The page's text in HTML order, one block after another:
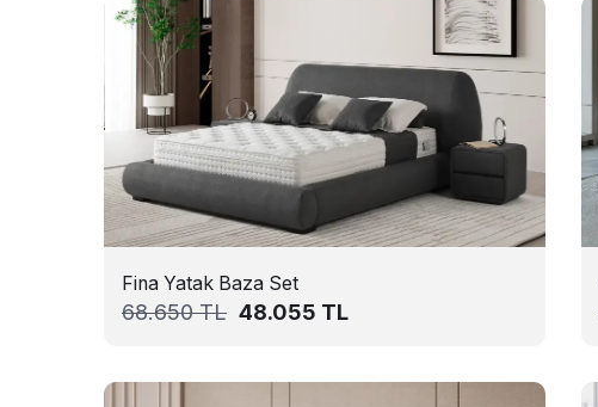
Fina Yatak Baza Set
68.650TL 48.055 TL